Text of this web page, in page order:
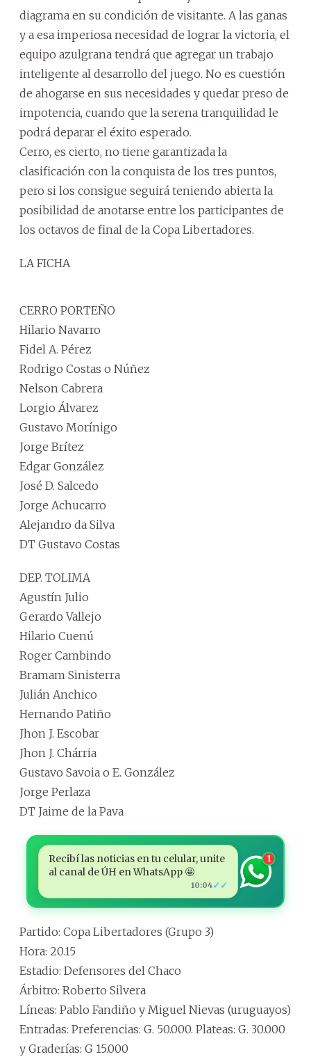
diagrama en su condición de visitante. A las ganas
y a esa imperiosa necesidad de lograr la victoria, el
equipo azulgrana tendrá que agregar un trabajo
inteligente al desarrollo del juego. No es cuestión
de ahogarse en sus necesidades y quedar preso de
impotencia, cuando que la serena tranquilidad le
podrá deparar el éxito esperado.
Cerro, es cierto, no tiene garantizada la
clasificación con la conquista de los tres puntos,
pero si los consigue seguirá teniendo abierta la
posibilidad de anotarse entre los participantes de
los octavos de final de la Copa Libertadores.
LA FICHA
CERRO PORTEÑO
Hilario Navarro
Fidel A. Pérez
Rodrigo Costas o Núñez
Nelson Cabrera
Lorgio Álvarez
Gustavo Morínigo
Jorge Brítez
Edgar González
José D. Salcedo
Jorge Achucarro
Alejandro da Silva
DT Gustavo Costas
DEP. TOLIMA
Agustín Julio
Gerardo Vallejo
Hilario Cuenú
Roger Cambindo
Bramam Sinisterra
Julián Anchico
Hernando Patiño
Jhon J. Escobar
Jhon J. Chárria
Gustavo Savoia o E. González
Jorge Perlaza
DT Jaime de la Pava
Recibí las noticias en tu celular, unite
al canal de ÚH en WhatsApp 🤩
10:04✓✓
1
Partido: Copa Libertadores (Grupo 3)
Hora: 20.15
Estadio: Defensores del Chaco
Árbitro: Roberto Silvera
Líneas: Pablo Fandiño y Miguel Nievas (uruguayos)
Entradas: Preferencias: G. 50.000. Plateas: G. 30.000
y Graderías: G 15.000